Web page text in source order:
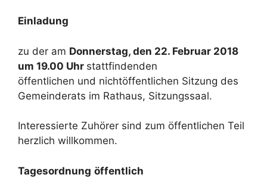
Einladung
zu der am Donnerstag, den 22. Februar 2018
um 19.00 Uhr stattfindenden
öffentlichen und nichtöffentlichen Sitzung des
Gemeinderats im Rathaus, Sitzungssaal.
Interessierte Zuhörer sind zum öffentlichen Teil
herzlich willkommen.
Tagesordnung öffentlich